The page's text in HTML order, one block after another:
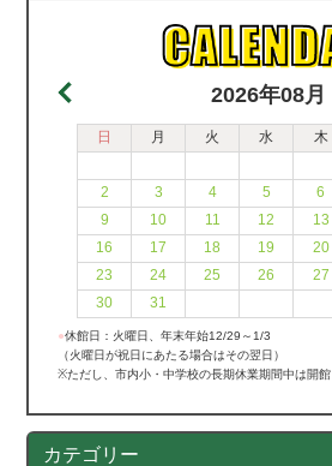
2026年08月
日 月 火 水 木
2
3 4 5 6
9
10 11 12 13
16
17 18 19 20
23
24 25 26 27
30
31
●休館日：火曜日、年末年始12/29～1/3
（火曜日が祝日にあたる場合はその翌日）
※ただし、市内小・中学校の長期休業期間中は開館
カテゴリー